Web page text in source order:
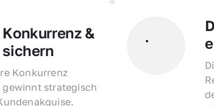
&
Konkurrenz
gewinnt strategisch